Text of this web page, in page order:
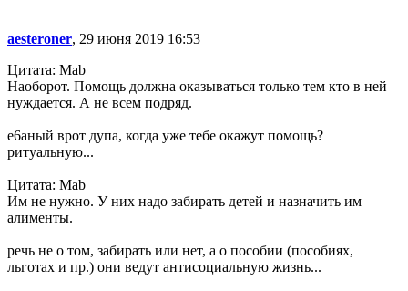
aesteroner, 29 июня 2019 16:53
Цитата: Mab
Наоборот. Помощь должна оказываться только тем кто в ней
нуждается. А не всем подряд.
е6аный врот дупа, когда уже тебе окажут помощь?
ритуальную...
Цитата: Mab
Им не нужно. У них надо забирать детей и назначить им
алименты.
речь не о том, забирать или нет, а о пособии (пособиях,
льготах и пр.) они ведут антисоциальную жизнь...